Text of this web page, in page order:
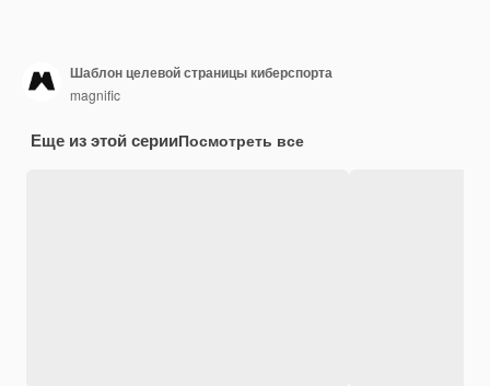
Шаблон целевой страницы киберспорта
magnific
Еще из этой серииПосмотреть все